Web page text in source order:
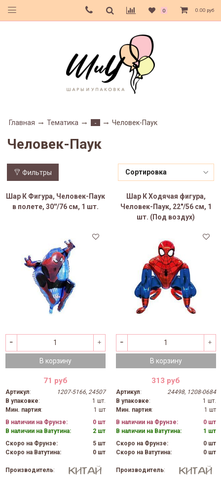
0 0.00 руб
Главная Тематика - Человек-Паук
Человек-Паук
Фильтры
Шар К Фигура, Человек-Паук
в полете, 30''/76 см, 1 шт.
В корзину
71 руб
Артикул:
1207-5166, 24507
В упаковке:
1 шт.
Мин. партия:
1 шт
В наличии на Фрунзе:
0 шт
В наличии на Ватутина:
2 шт
Скоро на Фрунзе:
5 шт
Скоро на Ватутина:
0 шт
Производитель:
Шар К Ходячая фигура,
Человек-Паук, 22"/56 см, 1
шт. (Под воздух)
В корзину
313 руб
Артикул:
24498, 1208-0684
В упаковке:
1 шт.
Мин. партия:
1 шт
В наличии на Фрунзе:
0 шт
В наличии на Ватутина:
1 шт
Скоро на Фрунзе:
0 шт
Скоро на Ватутина:
0 шт
Производитель: